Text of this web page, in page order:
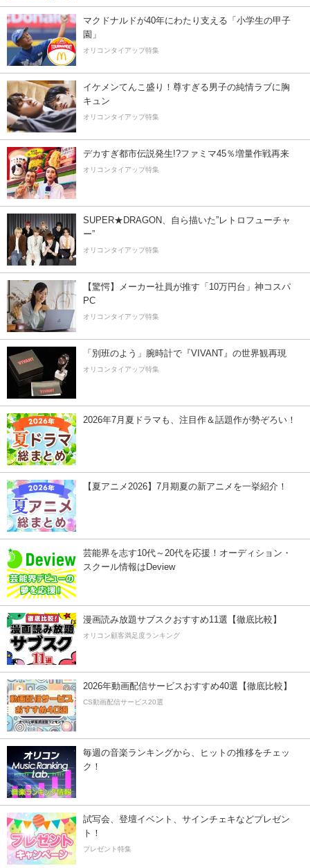
マクドナルドが40年にわたり支える「小学生の甲子
園」
オリコンタイアップ特集
イケメンてんこ盛り！尊すぎる男子の純情ラブに胸
キュン
オリコンタイアップ特集
デカすぎ都市伝説発生!?ファミマ45％増量作戦再来
オリコンタイアップ特集
SUPER★DRAGON、自ら描いた”レトロフューチャ
ー”
オリコンタイアップ特集
【驚愕】メーカー社員が推す「10万円台」神コスパ
PC
オリコンタイアップ特集
「別班のよう」腕時計で『VIVANT』の世界観再現
オリコンタイアップ特集
2026年7月夏ドラマも、注目作＆話題作が勢ぞろい！
【夏アニメ2026】7月期夏の新アニメを一挙紹介！
芸能界を志す10代～20代を応援！オーディション・
スクール情報はDeview
漫画読み放題サブスクおすすめ11選【徹底比較】
オリコン顧客満足度ランキング
2026年動画配信サービスおすすめ40選【徹底比較】
CS動画配信サービス20選
毎週の音楽ランキングから、ヒットの推移をチェッ
ク！
試写会、登壇イベント、サインチェキなどプレゼン
ト！
プレゼント特集